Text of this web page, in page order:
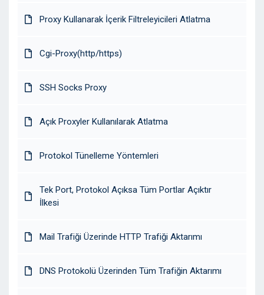
Proxy Kullanarak İçerik Filtreleyicileri Atlatma
Cgi-Proxy(http/https)
SSH Socks Proxy
Açık Proxyler Kullanılarak Atlatma
Protokol Tünelleme Yöntemleri
Tek Port, Protokol Açıksa Tüm Portlar Açıktır
İlkesi
Mail Trafiği Üzerinde HTTP Trafiği Aktarımı
DNS Protokolü Üzerinden Tüm Trafiğin Aktarımı